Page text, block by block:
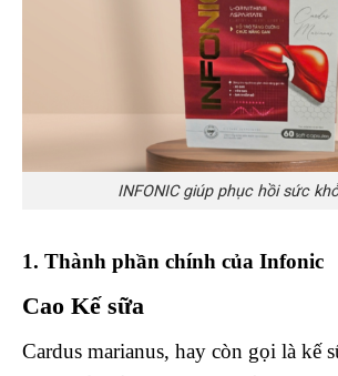
INFONIC giúp phục hồi sức
1. Thành phần chính của Infonic
Cao Kế sữa
Cardus marianus, hay còn gọi là kế